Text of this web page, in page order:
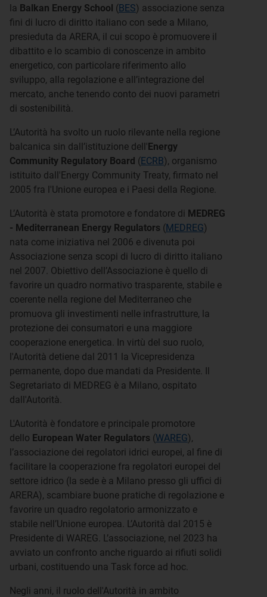
la Balkan Energy School (BES) associazione senza
fini di lucro di diritto italiano con sede a Milano,
presieduta da ARERA, il cui scopo è promuovere il
dibattito e lo scambio di conoscenze in ambito
energetico, con particolare riferimento allo
sviluppo, alla regolazione e all’integrazione del
mercato, anche tenendo conto dei nuovi parametri
di sostenibilità.
L’Autorità ha svolto un ruolo rilevante nella regione
balcanica sin dall’istituzione dell'Energy
Community Regulatory Board (ECRB), organismo
istituito dall'Energy Community Treaty, firmato nel
2005 fra l'Unione europea e i Paesi della Regione.
L’Autorità è stata promotore e fondatore di MEDREG
- Mediterranean Energy Regulators (MEDREG)
nata come iniziativa nel 2006 e divenuta poi
Associazione senza scopi di lucro di diritto italiano
nel 2007. Obiettivo dell’Associazione è quello di
favorire un quadro normativo trasparente, stabile e
coerente nella regione del Mediterraneo che
promuova gli investimenti nelle infrastrutture, la
protezione dei consumatori e una maggiore
cooperazione energetica. In virtù del suo ruolo,
l'Autorità detiene dal 2011 la Vicepresidenza
permanente, dopo due mandati da Presidente. Il
Segretariato di MEDREG è a Milano, ospitato
dall'Autorità.
L'Autorità è fondatore e principale promotore
dello European Water Regulators (WAREG),
l’associazione dei regolatori idrici europei, al fine di
facilitare la cooperazione fra regolatori europei del
settore idrico (la sede è a Milano presso gli uffici di
ARERA), scambiare buone pratiche di regolazione e
favorire un quadro regolatorio armonizzato e
stabile nell’Unione europea. L’Autorità dal 2015 è
Presidente di WAREG. L’associazione, nel 2023 ha
avviato un confronto anche riguardo ai rifiuti solidi
urbani, costituendo una Task force ad hoc.
Negli anni, il ruolo dell'Autorità in ambito